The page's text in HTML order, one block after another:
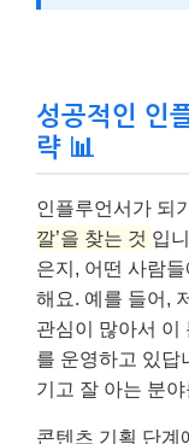
성공적인 인
략 📊
인플루언서가 되
깔’을 찾는 것 입
은지, 어떤 사람
해요. 예를 들어,
관심이 많아서 이
를 운영하고 있답
기고 잘 아는 분
콘텐츠 기획 단계